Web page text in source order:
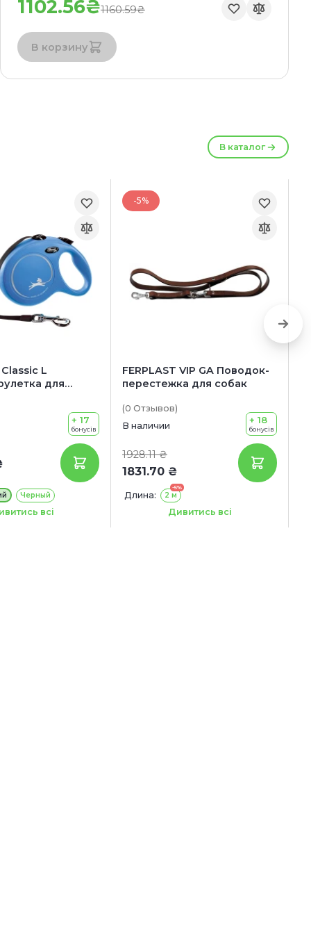
1102.56₴1160.59₴
В корзину
В каталог
L
для
+ 17
бонусів
Черный
всі
-5%
FERPLAST VIP GA Поводок-
перестежка для собак
(0 Отзывов)
В наличии
1928.11 ₴
1831.70 ₴
+ 18
бонусів
Длина:
-5%
2 м
12 мм 18 мм
Дивитись всі